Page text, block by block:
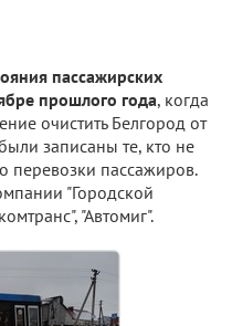
пассажирских
прошлого года, когда
очистить Белгород от
записаны те, кто не
перевозки пассажиров.
"Городской
"Автомиг".